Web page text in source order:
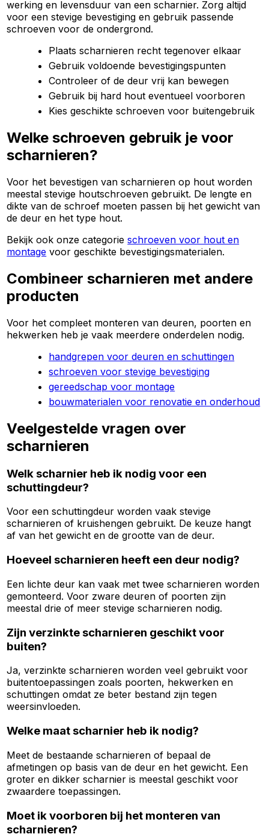
werking en levensduur van een scharnier. Zorg altijd
voor een stevige bevestiging en gebruik passende
schroeven voor de ondergrond.
Plaats scharnieren recht tegenover elkaar
Gebruik voldoende bevestigingspunten
Controleer of de deur vrij kan bewegen
Gebruik bij hard hout eventueel voorboren
Kies geschikte schroeven voor buitengebruik
Welke schroeven gebruik je voor
scharnieren?
Voor het bevestigen van scharnieren op hout worden
meestal stevige houtschroeven gebruikt. De lengte en
dikte van de schroef moeten passen bij het gewicht van
de deur en het type hout.
Bekijk ook onze categorieschroeven voor hout en
montage voor geschikte bevestigingsmaterialen.
Combineer scharnieren met andere
producten
Voor het compleet monteren van deuren, poorten en
hekwerken heb je vaak meerdere onderdelen nodig.
handgrepen voor deuren en schuttingen
schroeven voor stevige bevestiging
gereedschap voor montage
bouwmaterialen voor renovatie en onderhoud
Veelgestelde vragen over
scharnieren
Welk scharnier heb ik nodig voor een
schuttingdeur?
Voor een schuttingdeur worden vaak stevige
scharnieren of kruishengen gebruikt. De keuze hangt
af van het gewicht en de grootte van de deur.
Hoeveel scharnieren heeft een deur nodig?
Een lichte deur kan vaak met twee scharnieren worden
gemonteerd. Voor zware deuren of poorten zijn
meestal drie of meer stevige scharnieren nodig.
Zijn verzinkte scharnieren geschikt voor
buiten?
Ja, verzinkte scharnieren worden veel gebruikt voor
buitentoepassingen zoals poorten, hekwerken en
schuttingen omdat ze beter bestand zijn tegen
weersinvloeden.
Welke maat scharnier heb ik nodig?
Meet de bestaande scharnieren of bepaal de
afmetingen op basis van de deur en het gewicht. Een
groter en dikker scharnier is meestal geschikt voor
zwaardere toepassingen.
Moet ik voorboren bij het monteren van
scharnieren?